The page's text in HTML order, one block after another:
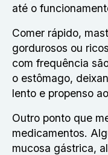
até o
Comer rápido,
gordurosos ou
com frequência
o estômago,
lento e propenso
Outro ponto que
medicamentos.
mucosa gástrica,